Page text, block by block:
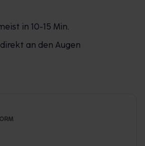
in 10-15 Min.
an den Augen